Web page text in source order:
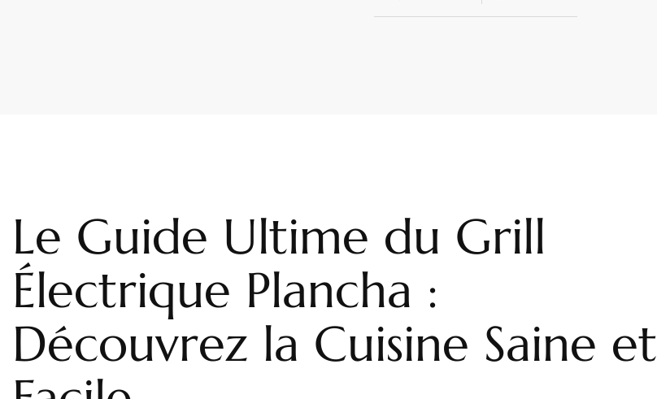
Le Guide Ultime du Grill
Électrique Plancha :
Découvrez la Cuisine Saine et